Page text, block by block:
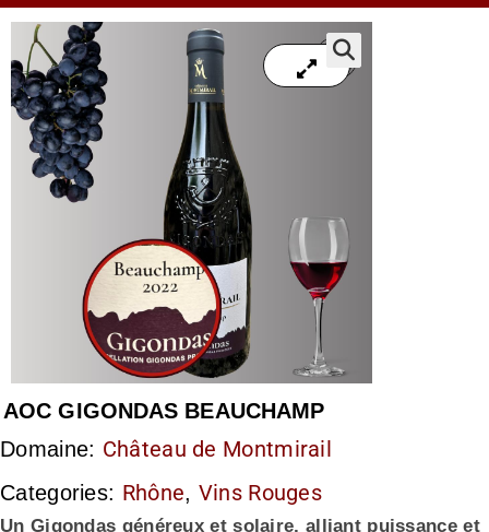
AOC GIGONDAS BEAUCHAMP
Domaine: Château de Montmirail
Categories: Rhône, Vins Rouges
Un Gigondas généreux et solaire, alliant puissance et